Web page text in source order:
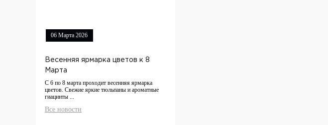
06 Марта 2026
Весенняя ярмарка цветов к 8
Марта
С 6 по 8 марта проходит весенняя ярмарка
цветов. Свежие яркие тюльпаны и ароматные
гиацинты ...
Все новости